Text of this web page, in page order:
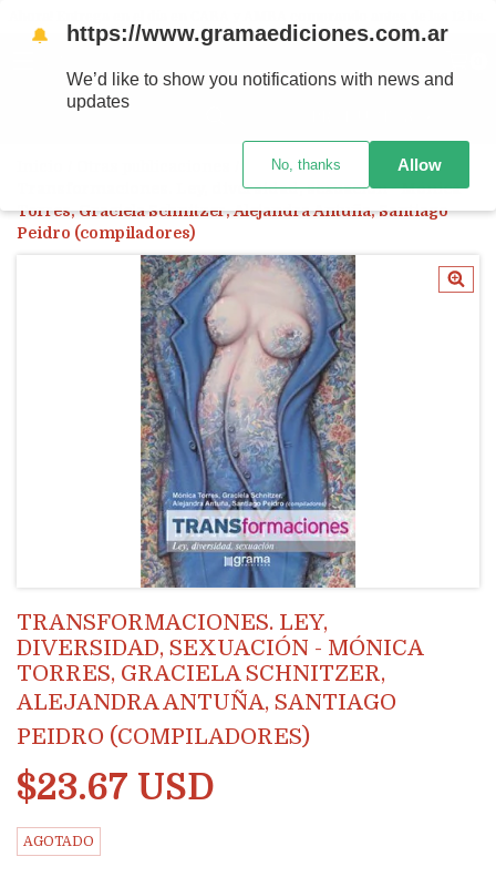
Transformaciones. Ley, diversidad, sexuación - Mónica
Torres, Graciela Schnitzer, Alejandra Antuña, Santiago
Peidro (compiladores)
TRANSFORMACIONES. LEY,
DIVERSIDAD, SEXUACIÓN - MÓNICA
TORRES, GRACIELA SCHNITZER,
ALEJANDRA ANTUÑA, SANTIAGO
PEIDRO (COMPILADORES)
$23.67 USD
AGOTADO
🔔 https://www.gramaediciones.com.ar
We’d like to show you notifications with news and
updates
No, thanks Allow